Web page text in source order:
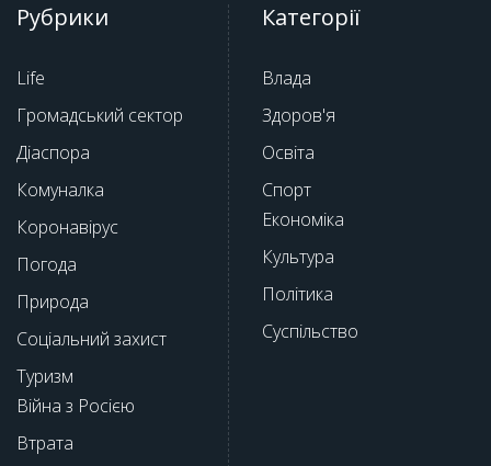
Рубрики
Life
Громадський сектор
Діаспора
Комуналка
Коронавірус
Погода
Природа
Соціальний захист
Туризм
Війна з Росією
Втрата
Категорії
Влада
Здоров'я
Освіта
Спорт
Економіка
Культура
Політика
Суспільство